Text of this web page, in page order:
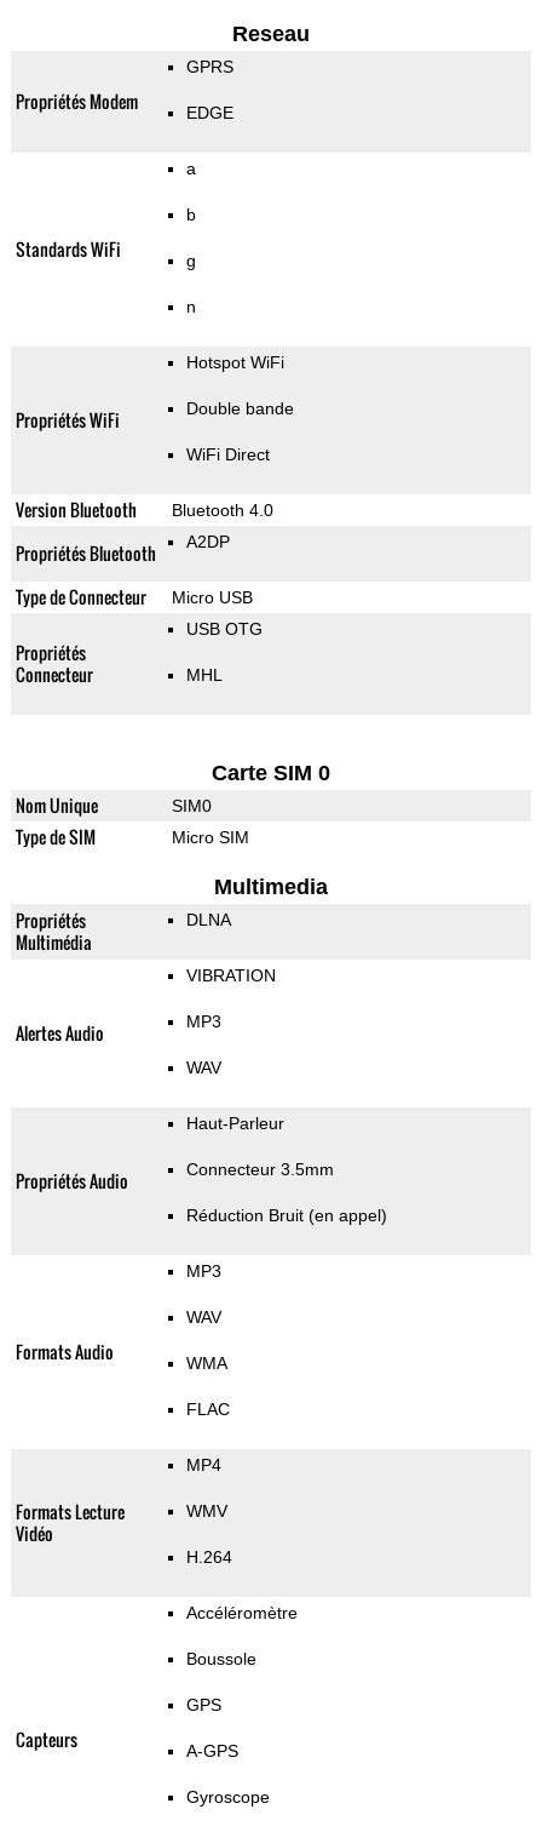
Reseau
Propriétés Modem
GPRS
EDGE
Standards WiFi
a
b
g
n
Propriétés WiFi
Hotspot WiFi
Double bande
WiFi Direct
Version Bluetooth Bluetooth 4.0
Propriétés Bluetooth A2DP
Type de Connecteur Micro USB
Propriétés
Connecteur
USB OTG
MHL
Carte SIM 0
Nom Unique SIM0
Type de SIM Micro SIM
Multimedia
Propriétés
Multimédia
DLNA
Alertes Audio
VIBRATION
MP3
WAV
Propriétés Audio
Haut-Parleur
Connecteur 3.5mm
Réduction Bruit (en appel)
Formats Audio
MP3
WAV
WMA
FLAC
Formats Lecture
Vidéo
MP4
WMV
H.264
Capteurs
Accéléromètre
Boussole
GPS
A-GPS
Gyroscope